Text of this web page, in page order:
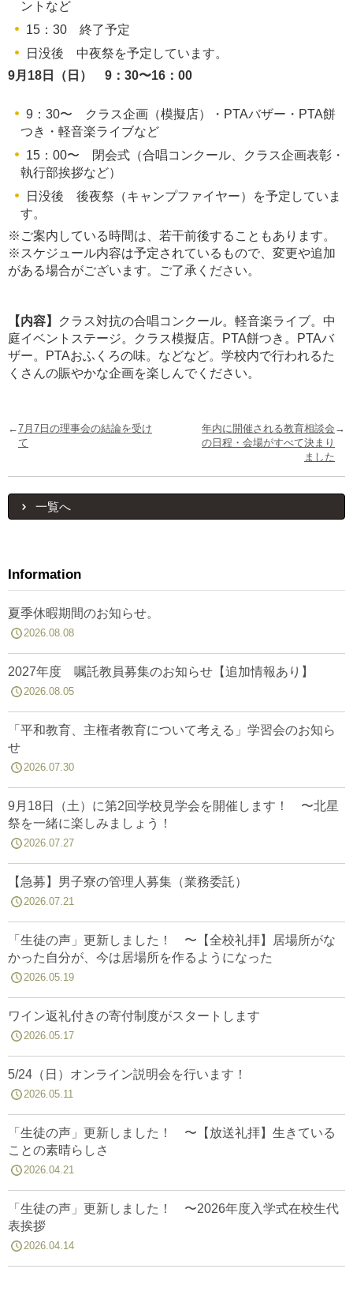
ントなど
15：30 終了予定
日没後 中夜祭を予定しています。
9月18日（日） 9：30〜16：00
9：30〜 クラス企画（模擬店）・PTAバザー・PTA餅
つき・軽音楽ライブなど
15：00〜 閉会式（合唱コンクール、クラス企画表彰・
執行部挨拶など）
日没後 後夜祭（キャンプファイヤー）を予定していま
す。
※ご案内している時間は、若干前後することもあります。
※スケジュール内容は予定されているもので、変更や追加
がある場合がございます。ご了承ください。
【内容】
クラス対抗の合唱コンクール。軽音楽ライブ。中
庭イベントステージ。クラス模擬店。PTA餅つき。PTAバ
ザー。PTAおふくろの味。などなど。学校内で行われるた
くさんの賑やかな企画を楽しんでください。
←7月7日の理事会の結論を受け
て
年内に開催される教育相談会
の日程・会場がすべて決まり
ました
→
一覧へ
Information
夏季休暇期間のお知らせ。
2026.08.08
2027年度 嘱託教員募集のお知らせ【追加情報あり】
2026.08.05
「平和教育、主権者教育について考える」学習会のお知ら
せ
2026.07.30
9月18日（土）に第2回学校見学会を開催します！ 〜北星
祭を一緒に楽しみましょう！
2026.07.27
【急募】男子寮の管理人募集（業務委託）
2026.07.21
「生徒の声」更新しました！ 〜【全校礼拝】居場所がな
かった自分が、今は居場所を作るようになった
2026.05.19
ワイン返礼付きの寄付制度がスタートします
2026.05.17
5/24（日）オンライン説明会を行います！
2026.05.11
「生徒の声」更新しました！ 〜【放送礼拝】生きている
ことの素晴らしさ
2026.04.21
「生徒の声」更新しました！ 〜2026年度入学式在校生代
表挨拶
2026.04.14